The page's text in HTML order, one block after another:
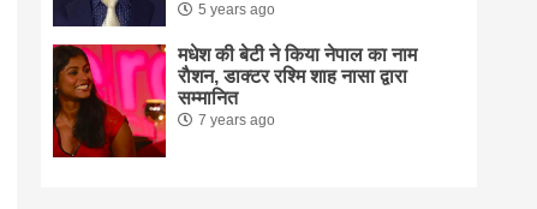
5 years ago
मधेश की बेटी ने किया नेपाल का नाम
राैशन, डाक्टर रश्मि शाह नासा द्वारा
सम्मानित
7 years ago